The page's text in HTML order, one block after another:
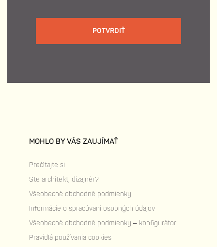
POTVRDIŤ
MOHLO BY VÁS ZAUJÍMAŤ
Prečítajte si
Ste architekt, dizajnér?
Všeobecné obchodné podmienky
Informácie o spracúvaní osobných údajov
Všeobecné obchodné podmienky – konfigurátor
Pravidlá používania cookies